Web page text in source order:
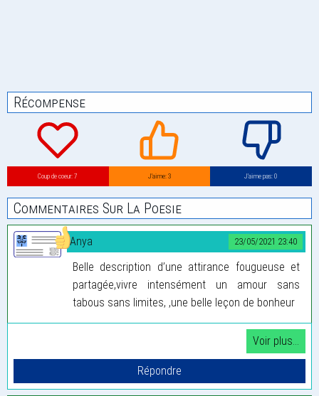
Récompense
Coup de coeur: 7 J’aime: 3 J’aime pas: 0
Commentaires Sur La Poesie
23/05/2021 23:40
Anya
Belle description d’une attirance fougueuse et
partagée,vivre intensément un amour sans
tabous sans limites, ,une belle leçon de bonheur